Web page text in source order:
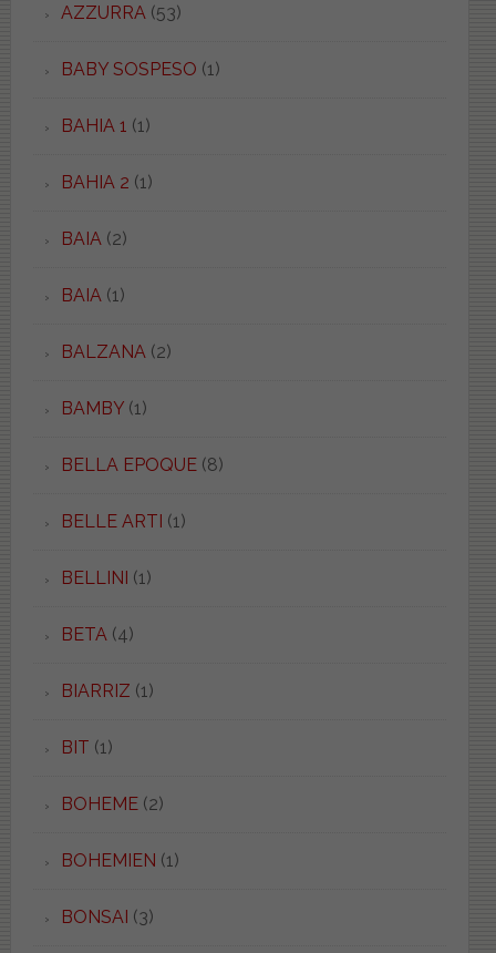
AZZURRA (53)
BABY SOSPESO (1)
BAHIA 1 (1)
BAHIA 2 (1)
BAIA (2)
BAIA (1)
BALZANA (2)
BAMBY(1)
BELLA EPOQUE(8)
BELLE ARTI (1)
BELLINI (1)
BETA (4)
BIARRIZ (1)
BIT (1)
BOHEME(2)
BOHEMIEN (1)
BONSAI (3)